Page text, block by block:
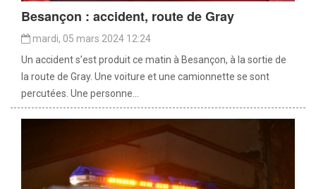
Besançon : accident, route de Gray
mardi, 05 mars 2024 12:24
Un accident s’est produit ce matin à Besançon, à la sortie de
la route de Gray. Une voiture et une camionnette se sont
percutées. Une personne...